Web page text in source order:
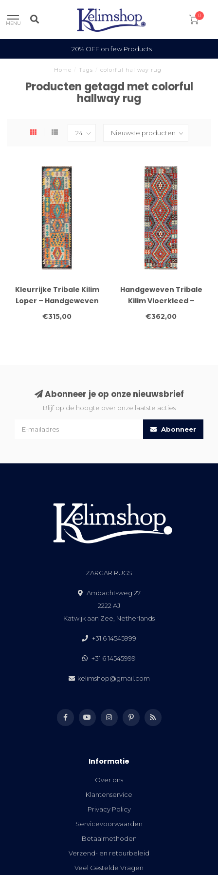
MENU
0
20% OFF on few Products
Home Tags colorful hallway rug
Producten getagd met colorful
hallway rug
Kleurrijke Tribale Kilim
Loper – Handgeweven
Wol – 247x80 cm
€315,00
Handgeweven Tribale
Kilim Vloerkleed –
Multicolor Geometrisch
€362,00
Abonneer je op onze nieuwsbrief
Blijf op de hoogte over onze laatste acties
Abonneer
ZARGAR RUGS
Ambachtsweg 27
2222 AJ
Katwijk aan Zee, Netherlands
+31 6 14545999
+31 6 14545999
kelimshop@gmail.com
Informatie
Over ons
Klantenservice
Privacy Policy
Servicevoorwaarden
Betaalmethoden
Verzend- en retourbeleid
Veel Gestelde Vragen